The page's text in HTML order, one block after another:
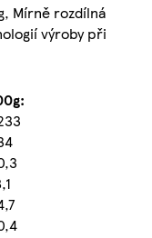
Mírně rozdílná
výroby při